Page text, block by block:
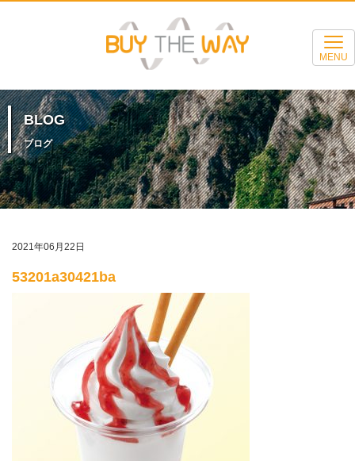
MENU
BLOG
ブログ
2021年06月22日
53201a30421ba